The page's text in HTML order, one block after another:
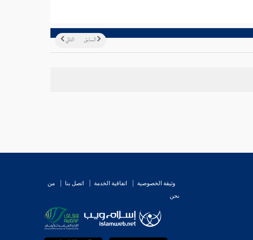
التالي السابق
وثيقة الخصوصية اتفاقية الخدمة اتصل بنا
من
نحن